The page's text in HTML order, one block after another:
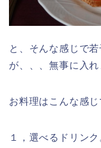
と、そんな感じで
が、、、無事に入れ
お料理はこんな感じ
１，選べるドリンク